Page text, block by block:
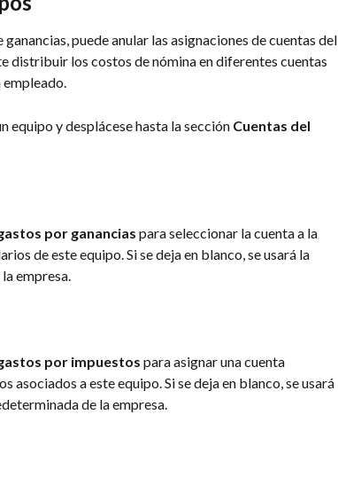
puede anular las asignaciones de cuentas del
distribuir los costos de nómina en diferentes cuentas
empleado.
equipo y desplácese hasta la sección Cuentas del
por ganancias para seleccionar la cuenta a la
de este equipo. Si se deja en blanco, se usará la
empresa.
por impuestos para asignar una cuenta
asociados a este equipo. Si se deja en blanco, se usará
de la empresa.